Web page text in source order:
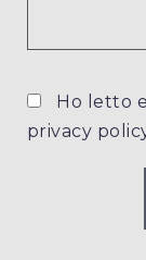
Ho letto
privacy